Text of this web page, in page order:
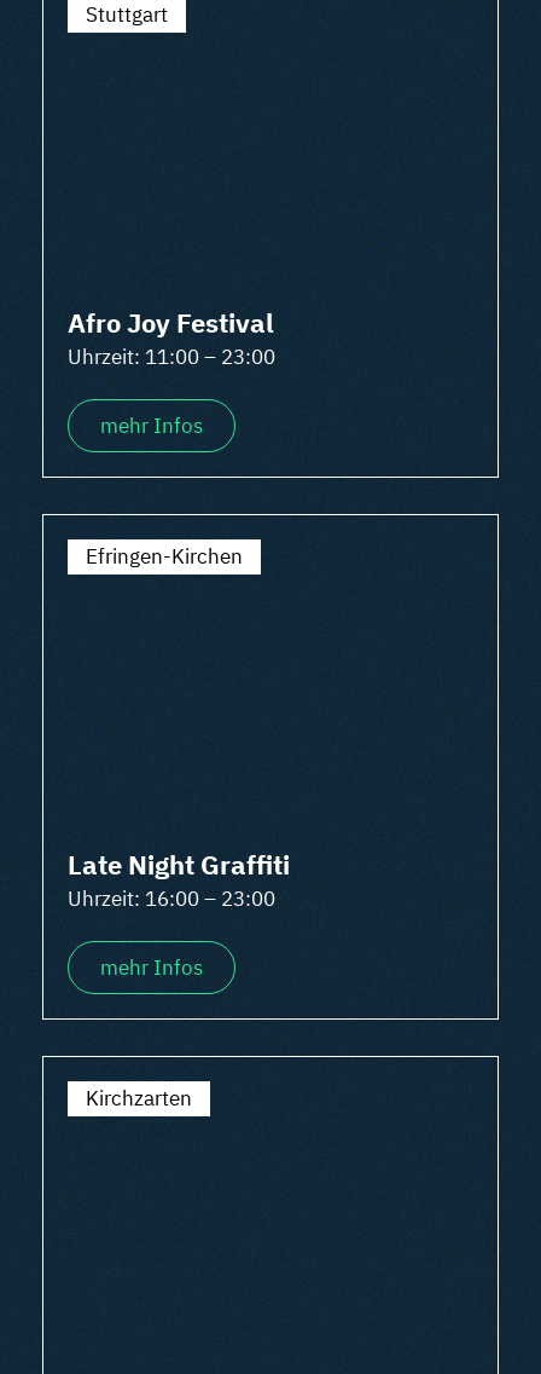
Stuttgart
Afro Joy Festival
Uhrzeit: 11:00 – 23:00
mehr Infos
Efringen-Kirchen
Late Night Graffiti
Uhrzeit: 16:00 – 23:00
mehr Infos
Kirchzarten